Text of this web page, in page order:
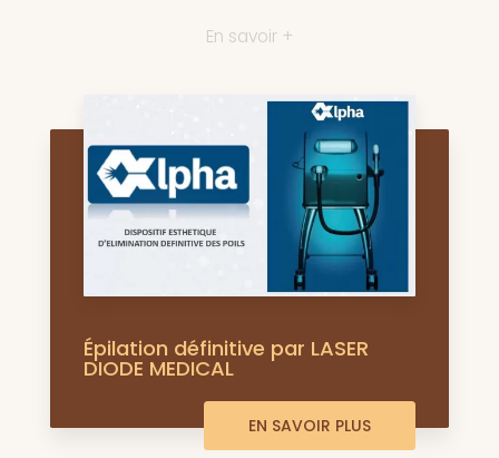
En savoir +
Épilation définitive par LASER
DIODE MEDICAL
EN SAVOIR PLUS